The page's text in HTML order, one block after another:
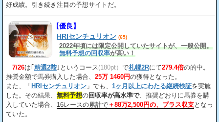
好成績。引き続き注目の予想サイトだ。
【優良】
HRIセンチュリオン (65)
2022年頃には限定公開していたサイトが、一般公開。
無料予想の回収率が高い！
7/26は｢ 精選2鞍 ｣というコース(180pt） で札幌2Rにて279.4倍の的中。
推奨金額で馬券購入した場合、 25万 1460円の獲得となった。
また、「 HRIセンチュリオン 」でも、 1ヶ月以上にわたる継続検証を実施
した。その結果、 無料予想の回収率が高水準で、推奨どおりに馬券を購
入していた場合、 16レースの累計で ＋88万2,500円の、プラス収支となっ
ていた。